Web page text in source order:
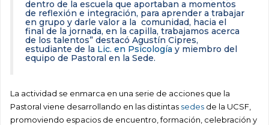
dentro de la escuela que aportaban a momentos
de reflexión e integración, para aprender a trabajar
en grupo y darle valor a la comunidad, hacia el
final de la jornada, en la capilla, trabajamos acerca
de los talentos” destacó Agustín Cipres,
estudiante de la Lic. en Psicología y miembro del
equipo de Pastoral en la Sede.
La actividad se enmarca en una serie de acciones que la
Pastoral viene desarrollando en las distintas sedes de la UCSF,
promoviendo espacios de encuentro, formación, celebración y